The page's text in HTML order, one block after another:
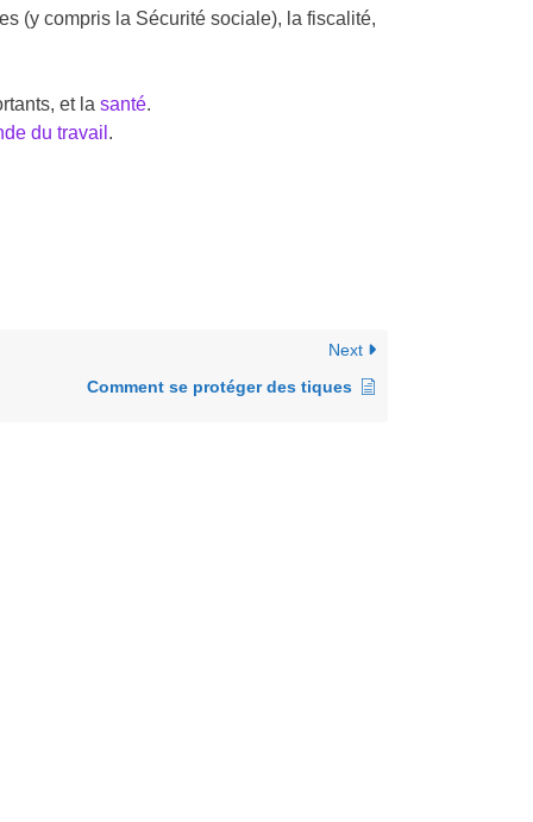
(y compris la Sécurité sociale), la fiscalité,
et la santé.
du travail .
Next
Comment se protéger des tiques